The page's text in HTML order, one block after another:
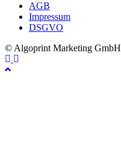
AGB
Impressum
DSGVO
© Algoprint Marketing GmbH